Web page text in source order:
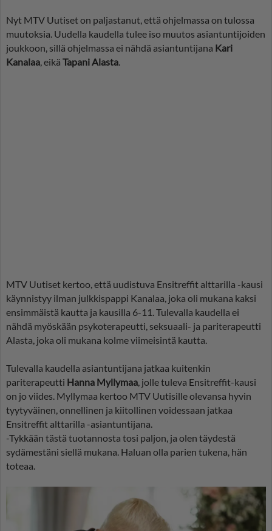
Nyt MTV Uutiset on paljastanut, että ohjelmassa on tulossa
muutoksia. Uudella kaudella tulee iso muutos asiantuntijoiden
joukkoon, sillä ohjelmassa ei nähdä asiantuntijana Kari
Kanalaa , eikä Tapani Alasta
MTV Uutiset kertoo, että uudistuva Ensitreffit alttarilla -kausi
käynnistyy ilman julkkispappi Kanalaa, joka oli mukana kaksi
ensimmäistä kautta ja kausilla 6-11. Tulevalla kaudella ei
nähdä myöskään psykoterapeutti, seksuaali- ja pariterapeutti
Alasta, joka oli mukana kolme viimeisintä kautta.
Tulevalla kaudella asiantuntijana jatkaa kuitenkin
pariterapeutti Hanna Myllymaa , jolle tuleva Ensitreffit-kausi
on jo viides. Myllymaa kertoo MTV Uutisille olevansa hyvin
tyytyväinen, onnellinen ja kiitollinen voidessaan jatkaa
Ensitreffit alttarilla -asiantuntijana.
-Tykkään tästä tuotannosta tosi paljon, ja olen täydestä
sydämestäni siellä mukana. Haluan olla parien tukena, hän
toteaa.